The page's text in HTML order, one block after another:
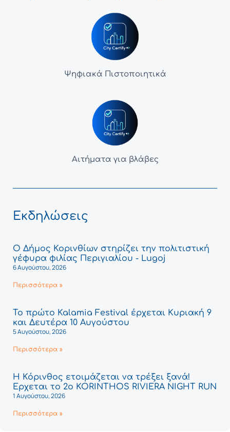
Ψηφιακά Πιστοποιητικά
Αιτήματα για βλάβες
Εκδηλώσεις
Ο Δήμος Κορινθίων στηρίζει την πολιτιστική
γέφυρα φιλίας Περιγιαλίου - Lugoj
6 Αυγούστου, 2026
Περισσότερα »
Το πρώτο Kalamia Festival έρχεται Κυριακή 9
και Δευτέρα 10 Αυγούστου
5 Αυγούστου, 2026
Περισσότερα »
Η Κόρινθος ετοιμάζεται να τρέξει ξανά!
Έρχεται το 2ο KORINTHOS RIVIERA NIGHT RUN
1 Αυγούστου, 2026
Περισσότερα »